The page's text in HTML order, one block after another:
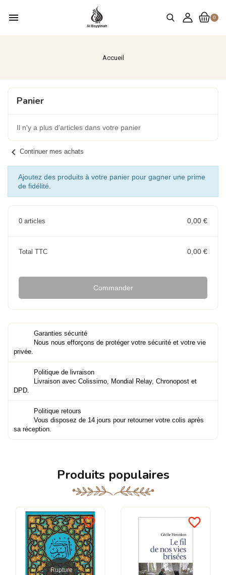
0
menu
Accueil
Panier
Il n'y a plus d'articles dans votre panier
chevron_left Continuer mes achats
Ajoutez des produits à votre panier pour gagner une prime
de fidélité.
0 articles 0,00 €
Total TTC 0,00 €
Commander
Garanties sécurité
Nous nous efforçons de protéger votre sécurité et votre vie
privée.
Politique de livraison
Livraison avec Colissimo, Mondial Relay, Chronopost et
DPD.
Politique retours
Vous disposez de 14 jours pour retourner votre colis après
sa réception.
Produits populaires
favorite_border
Rupture
favorite_border